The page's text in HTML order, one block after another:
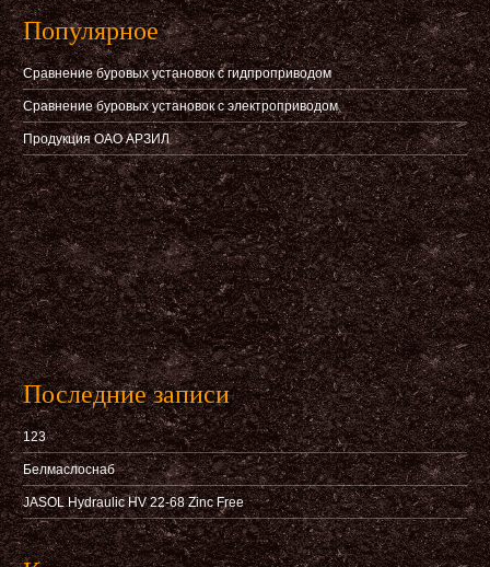
Популярное
Сравнение буровых установок с гидпроприводом
Сравнение буровых установок с электроприводом
Продукция ОАО АРЗИЛ
Последние записи
123
Белмаслоснаб
JASOL Hydraulic HV 22-68 Zinc Free